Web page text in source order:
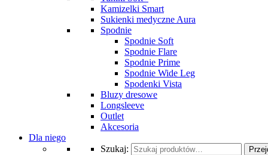
Kamizelki Smart
Sukienki medyczne Aura
Spodnie
Spodnie Soft
Spodnie Flare
Spodnie Prime
Spodnie Wide Leg
Spodenki Vista
Bluzy dresowe
Longsleeve
Outlet
Akcesoria
Dla niego
Szukaj: